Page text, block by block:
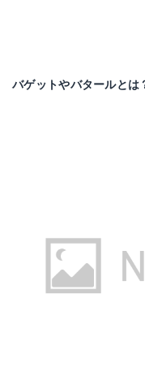
バゲットやバタールとは